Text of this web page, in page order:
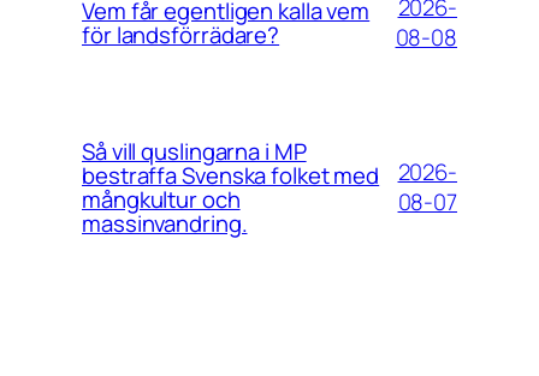
Vem får egentligen kalla vem
för landsförrädare?
2026-
08-08
Så vill quslingarna i MP
bestraffa Svenska folket med
mångkultur och
massinvandring.
2026-
08-07